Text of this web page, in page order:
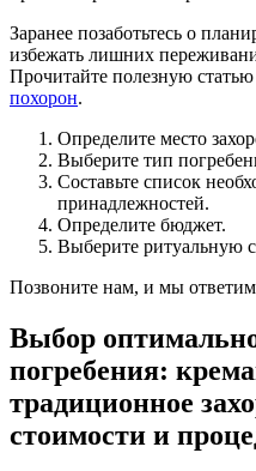
Заранее позаботьтесь о
избежать лишних
Прочитайте полезную
похорон.
Определите место
Выберите тип
Составьте список
принадлежностей.
Определите бюджет.
Выберите ритуальную
Позвоните нам, и мы
Выбор
погребения:
традиционное
стоимости и